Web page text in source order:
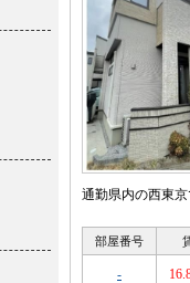
通勤県内の西東
部屋番号
-